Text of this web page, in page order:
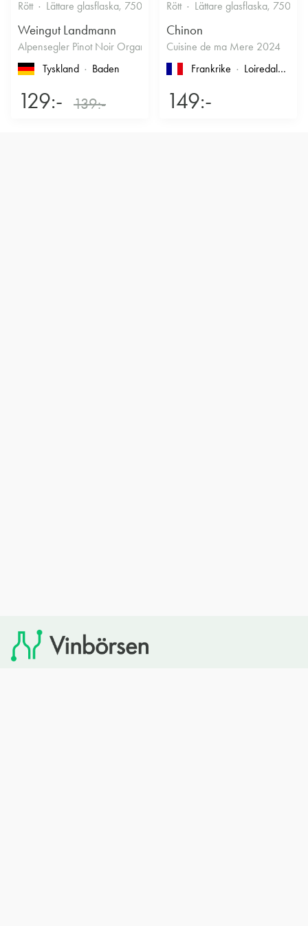
Rött Lättare glasflaska, 750ml 13% Kryddigt & Mustigt
Weingut Landmann
Alpensegler Pinot Noir Organic 2022
Tyskland
Baden
129:- 139:-
Rött Lättare glasflaska, 750ml
Chinon
Cuisine de ma Mere 2024
Frankrike
Loiredalen
149:-